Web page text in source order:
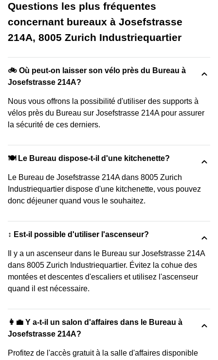
Questions les plus fréquentes
concernant bureaux à Josefstrasse
214A, 8005 Zurich Industriequartier
🚲 Où peut-on laisser son vélo près du Bureau à
Josefstrasse 214A?
Nous vous offrons la possibilité d'utiliser des supports à
vélos près du Bureau sur Josefstrasse 214A pour assurer
la sécurité de ces derniers.
🍽️ Le Bureau dispose-t-il d'une kitchenette?
Le Bureau de Josefstrasse 214A dans 8005 Zurich
Industriequartier dispose d'une kitchenette, vous pouvez
donc déjeuner quand vous le souhaitez.
↕️ Est-il possible d'utiliser l'ascenseur?
Il y a un ascenseur dans le Bureau sur Josefstrasse 214A
dans 8005 Zurich Industriequartier. Évitez la cohue des
montées et descentes d'escaliers et utilisez l'ascenseur
quand il est nécessaire.
👩‍💼 Y a-t-il un salon d'affaires dans le Bureau à
Josefstrasse 214A?
Profitez de l'accès gratuit à la salle d'affaires disponible